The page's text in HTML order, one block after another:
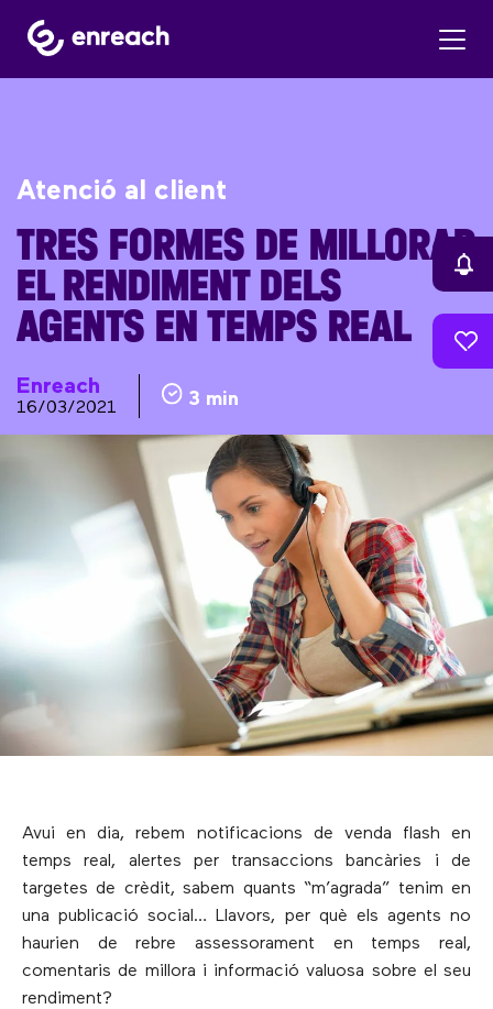
Atenció al client
TRES FORMES DE MILLORAR
EL RENDIMENT DELS
AGENTS EN TEMPS REAL
Enreach
16/03/2021 3 min
Avui en dia, rebem notificacions de venda flash en
temps real, alertes per transaccions bancàries i de
targetes de crèdit, sabem quants “m’agrada” tenim en
una publicació social… Llavors, per què els agents no
haurien de rebre assessorament en temps real,
comentaris de millora i informació valuosa sobre el seu
rendiment?